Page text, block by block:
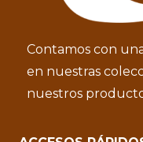
Contamos con
en nuestras
nuestros